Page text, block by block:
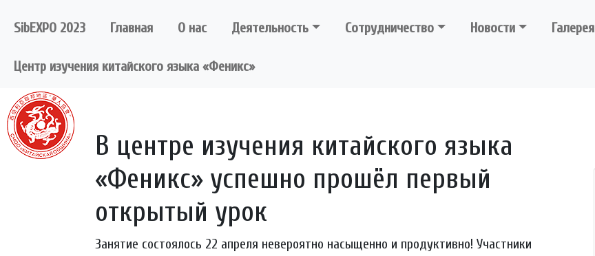
SibEXPO 2023 Главная О нас Деятельность Сотрудничество Новости Галерея
Центр изучения китайского языка «Феникс»
В центре изучения китайского языка
«Феникс» успешно прошёл первый
открытый урок
Занятие состоялось 22 апреля невероятно насыщенно и продуктивно! Участники